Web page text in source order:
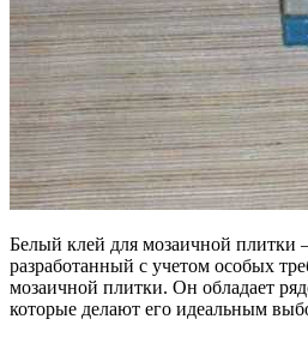
Белый клей для мозаичной плитки
разработанный с учетом особых
мозаичной плитки. Он обладает
которые делают его идеальным